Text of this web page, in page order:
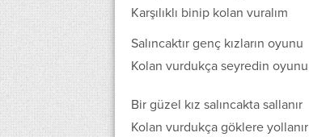
Karşılıklı binip kolan vuralım
Salıncaktır genç kızların oyunu
Kolan vurdukça seyredin oyunu
Bir güzel kız salıncakta sallanır
Kolan vurdukça göklere yollanır